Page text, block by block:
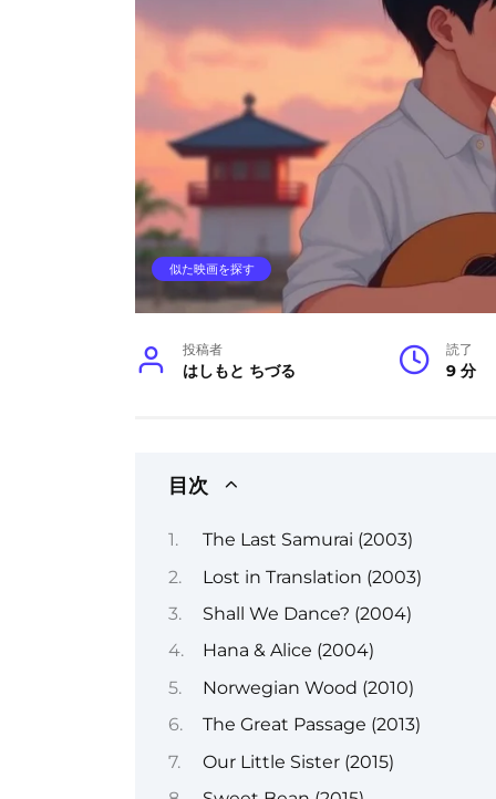
似た映画を探す
投稿者
はしもと ちづる
読了
9 分
目次
The Last Samurai (2003)
Lost in Translation (2003)
Shall We Dance? (2004)
Hana & Alice (2004)
Norwegian Wood (2010)
The Great Passage (2013)
Our Little Sister (2015)